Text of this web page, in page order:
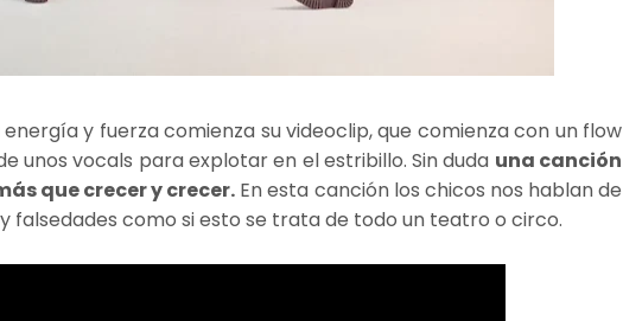
y fuerza comienza su videoclip, que comienza con un flow
unos vocals para explotar en el estribillo. Sin duda una canción
que crecer y crecer. En esta canción los chicos nos hablan de
falsedades como si esto se trata de todo un teatro o circo.